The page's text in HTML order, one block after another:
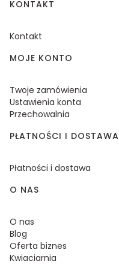
KONTAKT
Kontakt
MOJE KONTO
Twoje zamówienia
Ustawienia konta
Przechowalnia
PŁATNOŚCI I DOSTAWA
Płatności i dostawa
O NAS
O nas
Blog
Oferta biznes
Kwiaciarnia